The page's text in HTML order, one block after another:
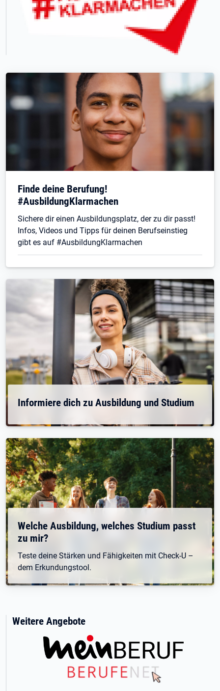
Finde deine Berufung!
#AusbildungKlarmachen
Sichere dir einen Ausbildungsplatz, der zu dir passt!
Infos, Videos und Tipps für deinen Berufseinstieg
gibt es auf #AusbildungKlarmachen
Informiere dich zu Ausbildung und Studium
Welche Ausbildung, welches Studium passt
zu mir?
Teste deine Stärken und Fähigkeiten mit Check-U –
dem Erkundungstool.
Weitere Angebote